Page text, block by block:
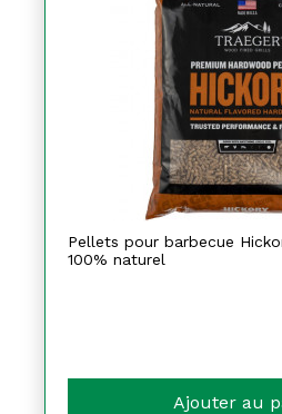
Pellets pour barbecue
100% naturel
Ajouter au